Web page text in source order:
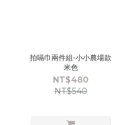
拍嗝巾兩件組-小小農場款
米色
NT$480
NT$540